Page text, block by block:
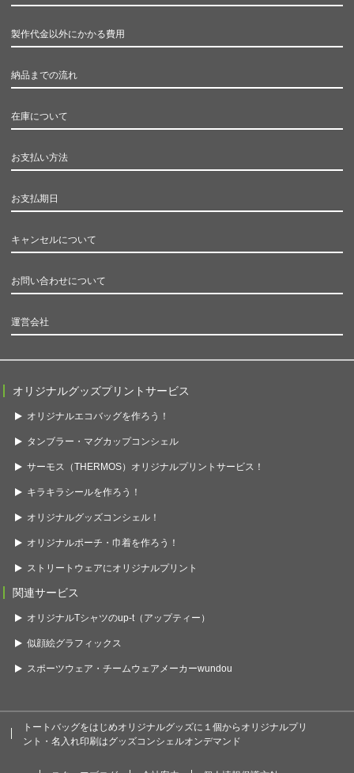
製作代金以外にかかる費用
納品までの流れ
在庫について
お支払い方法
お支払期日
キャンセルについて
お問い合わせについて
運営会社
オリジナルグッズプリントサービス
オリジナルエコバッグを作ろう！
タンブラー・マグカップコンシェル
サーモス（THERMOS）オリジナルプリントサービス！
キラキラシールを作ろう！
オリジナルグッズコンシェル！
オリジナルポーチ・巾着を作ろう！
ストリートウェアにオリジナルプリント
関連サービス
オリジナルTシャツのup-t（アップティー）
似顔絵グラフィックス
スポーツウェア・チームウェアメーカーwundou
トートバッグをはじめオリジナルグッズに１個からオリジナルプリ
ント・名入れ印刷はグッズコンシェルオンデマンド